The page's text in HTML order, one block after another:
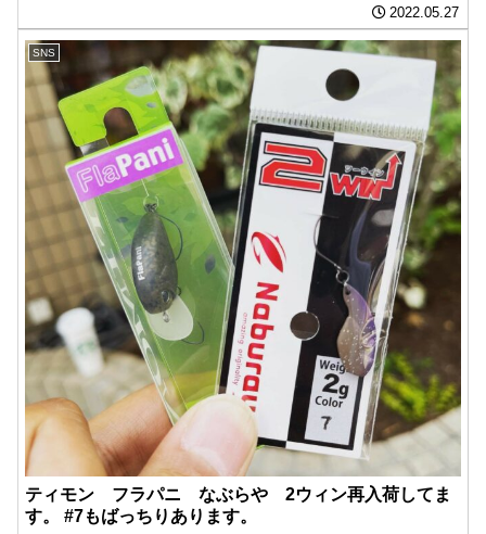
2022.05.27
SNS
ティモン フラパニ なぶらや 2ウィン再入荷してま
す。 #7もばっちりあります。